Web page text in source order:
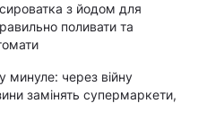
з йодом для
поливати та
минуле: через війну
замінять супермаркети,